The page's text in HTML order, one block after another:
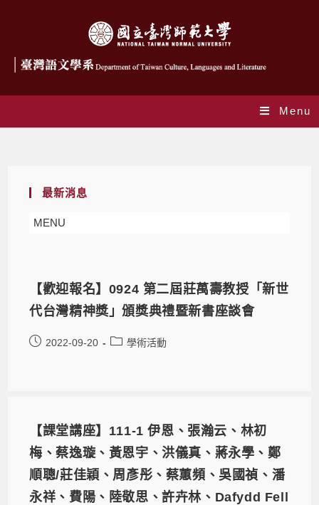
Menu
最新消息
MENU
【歡迎報名】0924 第二屆莊萬壽教授「新世
代台灣精神獎」頒獎典禮暨新書座談會
2022-09-20 學術活動
【課堂講座】111-1 伊恩、張瀚云、林初
梅、蔡逸璇、黃恩宇、洪儀真、蔣永學、鄭
順聰/莊佳穎、周彥彤、蔡蕙頻、吳國禎、潘
永祥、費陽、陸敬思、許卉林、Dafydd Fell